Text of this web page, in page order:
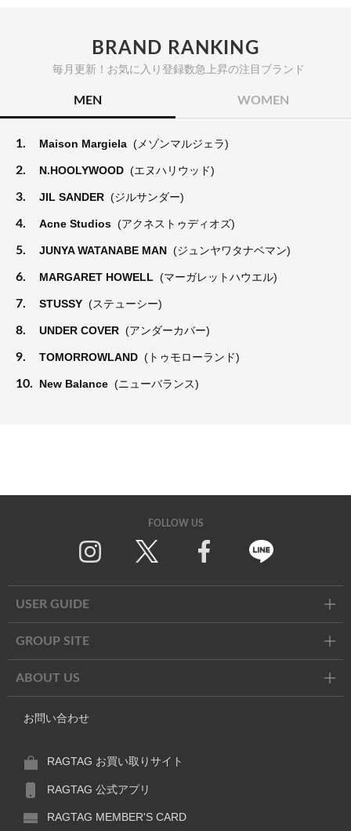
BRAND RANKING
毎月更新！お気に入り登録数急上昇の注目ブランド
MEN WOMEN
1. Maison Margiela (メゾンマルジェラ)
2. N.HOOLYWOOD (エヌハリウッド)
3. JIL SANDER (ジルサンダー)
4. Acne Studios (アクネストゥディオズ)
5. JUNYA WATANABE MAN (ジュンヤワタナベマン)
6. MARGARET HOWELL (マーガレットハウエル)
7. STUSSY (ステューシー)
8. UNDER COVER (アンダーカバー)
9. TOMORROWLAND (トゥモローランド)
10. New Balance (ニューバランス)
FOLLOW US
USER GUIDE
GROUP SITE
ABOUT US
お問い合わせ
RAGTAG お買い取りサイト
RAGTAG 公式アプリ
RAGTAG MEMBER'S CARD